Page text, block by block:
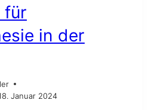
für
in der
Januar 2024